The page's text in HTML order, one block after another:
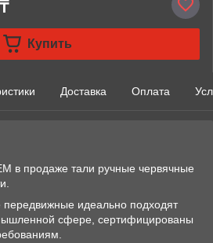
₸
Купить
Доставка Оплата
в продаже тали ручные червячные
идеально подходят
сфере, сертифицированы